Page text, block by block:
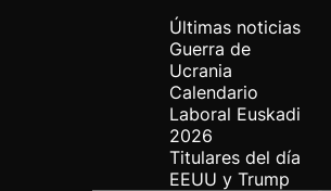
Últimas noticias
Guerra de
Ucrania
Calendario
Laboral Euskadi
2026
Titulares del día
EEUU y Trump